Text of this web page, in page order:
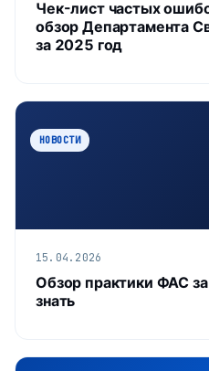
Чек-лист частых
обзор Департамента
за 2025 год
НОВОСТИ
15.04.2026
Обзор практики ФАС
знать